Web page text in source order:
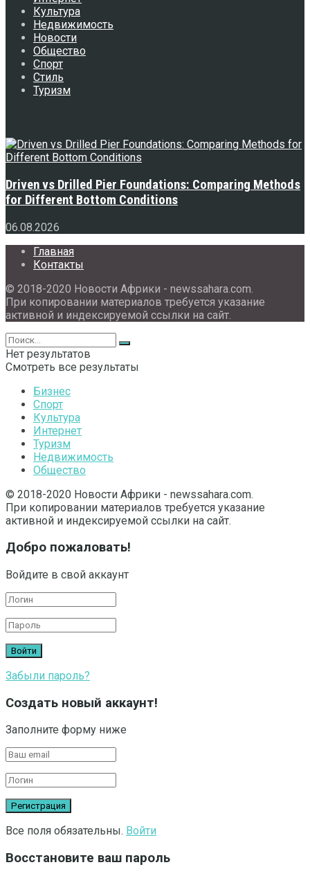
Культура
Недвижимость
Новости
Общество
Спорт
Стиль
Туризм
Driven vs Drilled Pier Foundations: Comparing Methods
for Different Bottom Conditions
06.08.2026
Главная
Контакты
© 2018-2020 Новости Африки - newssahara.com.
При копировании материалов требуется указание
активной и индексируемой ссылки на сайт.
Нет результатов
Смотреть все результаты
Бизнес
Спорт
Культура
Интернет
Туризм
Недвижимость
Общество
© 2018-2020 Новости Африки - newssahara.com.
При копировании материалов требуется указание
активной и индексируемой ссылки на сайт.
Добро пожаловать!
Войдите в свой аккаунт
Забыли пароль?
Создать новый аккаунт!
Заполните форму ниже
Все поля обязательны. Войти
Восстановите ваш пароль